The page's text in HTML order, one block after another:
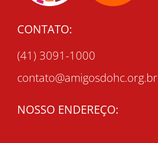
CONTATO:
(41) 3091-1000
contato@amigosdohc.org.br
NOSSO ENDEREÇO: